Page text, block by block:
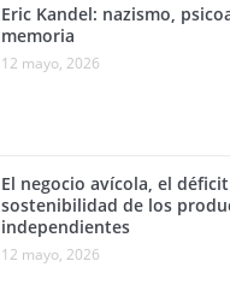
Eric Kandel: nazismo,
memoria
12 mayo, 2026
El negocio avícola, el
sostenibilidad de los
independientes
12 mayo, 2026